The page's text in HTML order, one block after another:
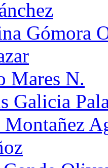
Gómora
Mares N.
Galicia
Montañez